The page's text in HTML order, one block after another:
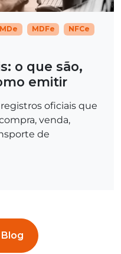
MDe MDFe NFCe
o que são,
emitir
oficiais que
venda,
de